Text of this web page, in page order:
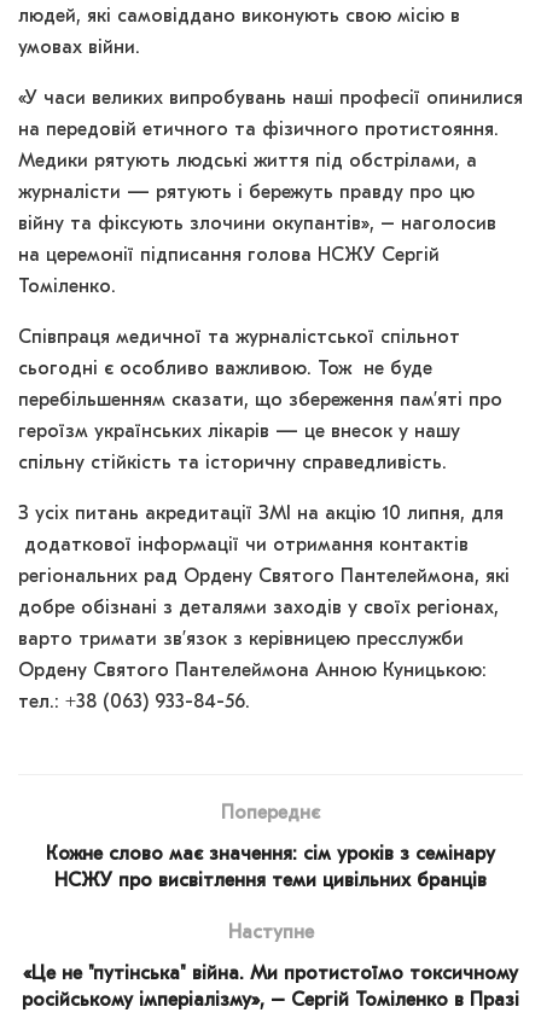
людей, які самовіддано виконують свою місію в
умовах війни.
«У часи великих випробувань наші професії опинилися
на передовій етичного та фізичного протистояння.
Медики рятують людські життя під обстрілами, а
журналісти — рятують і бережуть правду про цю
війну та фіксують злочини окупантів», – наголосив
на церемонії підписання голова НСЖУ Сергій
Томіленко.
Співпраця медичної та журналістської спільнот
сьогодні є особливо важливою. Тож не буде
перебільшенням сказати, що збереження пам’яті про
героїзм українських лікарів — це внесок у нашу
спільну стійкість та історичну справедливість.
З усіх питань акредитації ЗМІ на акцію 10 липня, для
додаткової інформації чи отримання контактів
регіональних рад Ордену Святого Пантелеймона, які
добре обізнані з деталями заходів у своїх регіонах,
варто тримати зв’язок з керівницею пресслужби
Ордену Святого Пантелеймона Анною Куницькою:
тел.: +38 (063) 933-84-56.
Попереднє
Кожне слово має значення: сім уроків з семінару
НСЖУ про висвітлення теми цивільних бранців
Наступне
«Це не "путінська" війна. Ми протистоїмо токсичному
російському імперіалізму», – Сергій Томіленко в Празі